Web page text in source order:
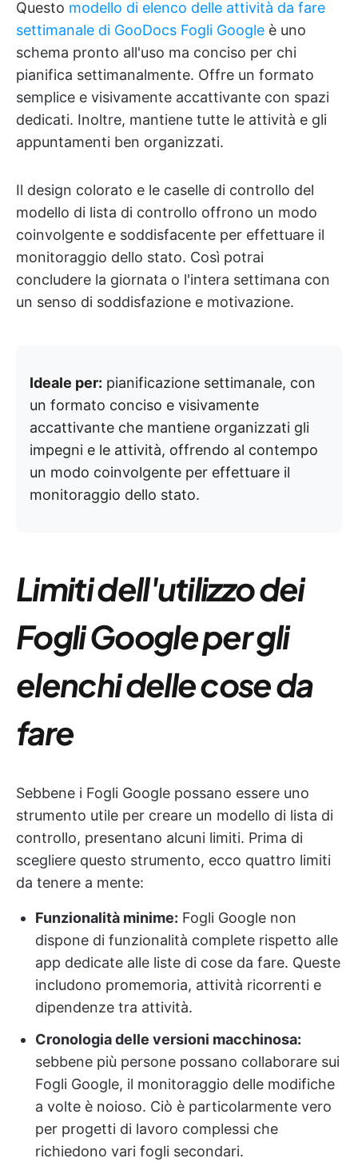
Questo modello di elenco delle attività da fare
settimanale di GooDocs Fogli Google è uno
schema pronto all'uso ma conciso per chi
pianifica settimanalmente. Offre un formato
semplice e visivamente accattivante con spazi
dedicati. Inoltre, mantiene tutte le attività e gli
appuntamenti ben organizzati.
Il design colorato e le caselle di controllo del
modello di lista di controllo offrono un modo
coinvolgente e soddisfacente per effettuare il
monitoraggio dello stato. Così potrai
concludere la giornata o l'intera settimana con
un senso di soddisfazione e motivazione.
Ideale per: pianificazione settimanale, con
un formato conciso e visivamente
accattivante che mantiene organizzati gli
impegni e le attività, offrendo al contempo
un modo coinvolgente per effettuare il
monitoraggio dello stato.
Limiti dell'utilizzo dei
Fogli Google per gli
elenchi delle cose da
fare
Sebbene i Fogli Google possano essere uno
strumento utile per creare un modello di lista di
controllo, presentano alcuni limiti. Prima di
scegliere questo strumento, ecco quattro limiti
da tenere a mente:
Funzionalità minime: Fogli Google non
dispone di funzionalità complete rispetto alle
app dedicate alle liste di cose da fare. Queste
includono promemoria, attività ricorrenti e
dipendenze tra attività.
Cronologia delle versioni macchinosa:
sebbene più persone possano collaborare sui
Fogli Google, il monitoraggio delle modifiche
a volte è noioso. Ciò è particolarmente vero
per progetti di lavoro complessi che
richiedono vari fogli secondari.